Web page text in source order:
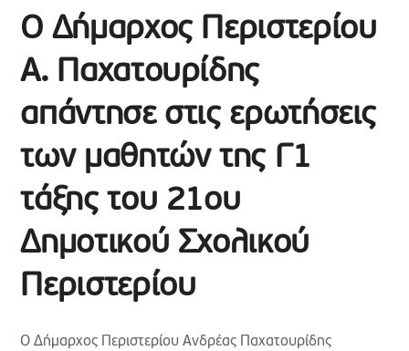
Ο Δήμαρχος Περιστερίου
Α. Παχατουρίδης
απάντησε στις ερωτήσεις
των μαθητών της Γ1
τάξης του 21ου
Δημοτικού Σχολικού
Περιστερίου
Ο Δήμαρχος Περιστερίου Ανδρέας Παχατουρίδης